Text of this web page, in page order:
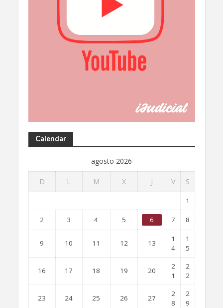
Calendar
agosto 2026
D L M X J V S
1
2 3 4 5 6 7 8
9 10 11 12 13
1
4
1
5
16 17 18 19 20
2
1
2
2
23 24 25 26 27
2
8
2
9